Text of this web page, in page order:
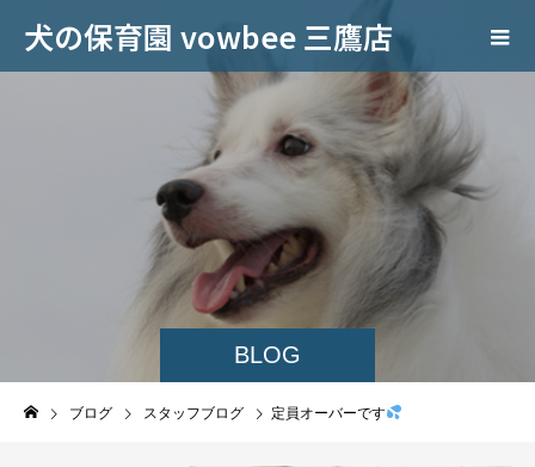
犬の保育園 vowbee 三鷹店
BLOG
ブログ スタッフブログ 定員オーバーです